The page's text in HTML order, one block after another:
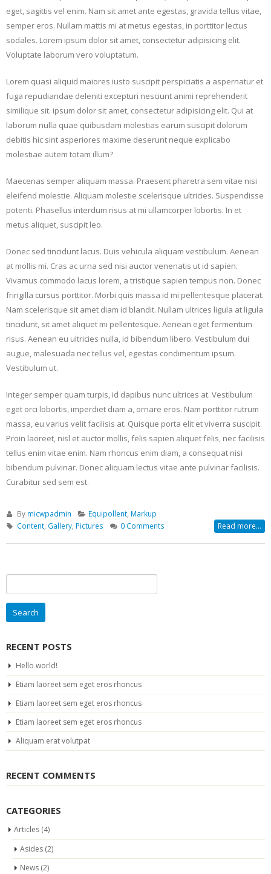
eget, sagittis vel enim. Nam sit amet ante egestas, gravida tellus vitae,
semper eros. Nullam mattis mi at metus egestas, in porttitor lectus
sodales. Lorem ipsum dolor sit amet, consectetur adipisicing elit.
Voluptate laborum vero voluptatum.
Lorem quasi aliquid maiores iusto suscipit perspiciatis a aspernatur et
fuga repudiandae deleniti excepturi nesciunt animi reprehenderit
similique sit. ipsum dolor sit amet, consectetur adipisicing elit. Qui at
laborum nulla quae quibusdam molestias earum suscipit dolorum
debitis hic sint asperiores maxime deserunt neque explicabo
molestiae autem totam illum?
Maecenas semper aliquam massa. Praesent pharetra sem vitae nisi
eleifend molestie. Aliquam molestie scelerisque ultricies. Suspendisse
potenti. Phasellus interdum risus at mi ullamcorper lobortis. In et
metus aliquet, suscipit leo.
Donec sed tincidunt lacus. Duis vehicula aliquam vestibulum. Aenean
at mollis mi. Cras ac urna sed nisi auctor venenatis ut id sapien.
Vivamus commodo lacus lorem, a tristique sapien tempus non. Donec
fringilla cursus porttitor. Morbi quis massa id mi pellentesque placerat.
Nam scelerisque sit amet diam id blandit. Nullam ultrices ligula at ligula
tincidunt, sit amet aliquet mi pellentesque. Aenean eget fermentum
risus. Aenean eu ultricies nulla, id bibendum libero. Vestibulum dui
augue, malesuada nec tellus vel, egestas condimentum ipsum.
Vestibulum ut.
Integer semper quam turpis, id dapibus nunc ultrices at. Vestibulum
eget orci lobortis, imperdiet diam a, ornare eros. Nam porttitor rutrum
massa, eu varius velit facilisis at. Quisque porta elit et viverra suscipit.
Proin laoreet, nisl et auctor mollis, felis sapien aliquet felis, nec facilisis
tellus enim vitae enim. Nam rhoncus enim diam, a consequat nisi
bibendum pulvinar. Donec aliquam lectus vitae ante pulvinar facilisis.
Curabitur sed sem est.
By micwpadmin Equipollent, Markup
Content, Gallery, Pictures 0 Comments Read more...
for:
RECENT POSTS
Hello world!
Etiam laoreet sem eget eros rhoncus
Etiam laoreet sem eget eros rhoncus
Etiam laoreet sem eget eros rhoncus
Aliquam erat volutpat
RECENT COMMENTS
CATEGORIES
Articles (4)
Asides (2)
News (2)